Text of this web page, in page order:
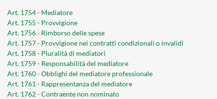
Art. 1754 - Mediatore
Art. 1755 - Provvigione
Art. 1756 - Rimborso delle spese
Art. 1757 - Provvigione nei contratti condizionali o invalidi
Art. 1758 - Pluralità di mediatori
Art. 1759 - Responsabilità del mediatore
Art. 1760 - Obblighi del mediatore professionale
Art. 1761 - Rappresentanza del mediatore
Art. 1762 - Contraente non nominato